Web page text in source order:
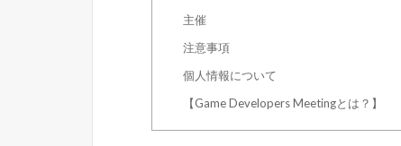
主催
注意事項
個人情報について
【Game Developers Meetingとは？】